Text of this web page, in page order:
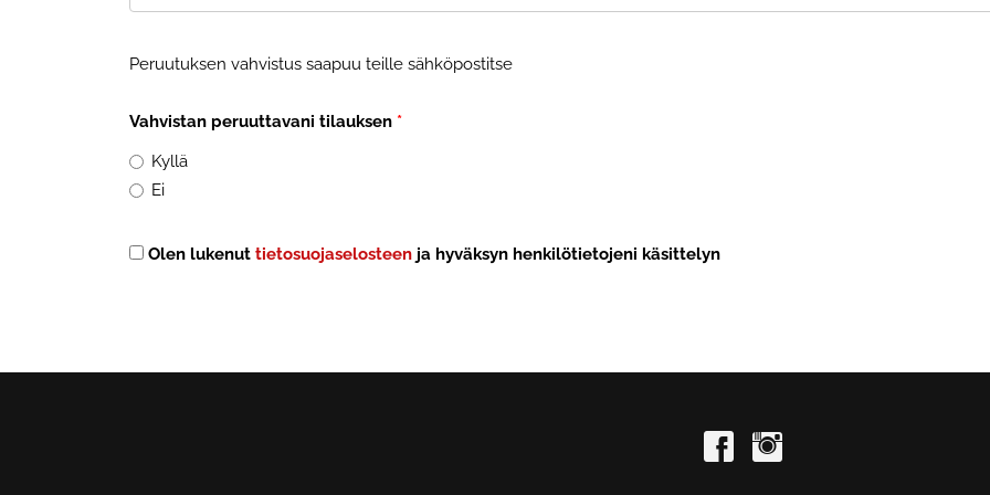
Peruutuksen vahvistus saapuu teille sähköpostitse
Vahvistan peruuttavani tilauksen *
Kyllä
Ei
Olen lukenut tietosuojaselosteen ja hyväksyn henkilötietojeni käsittelyn